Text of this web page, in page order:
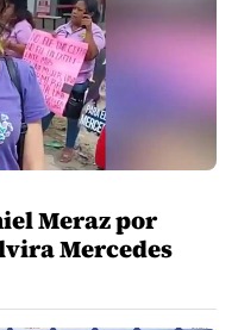
Meraz por
Mercedes